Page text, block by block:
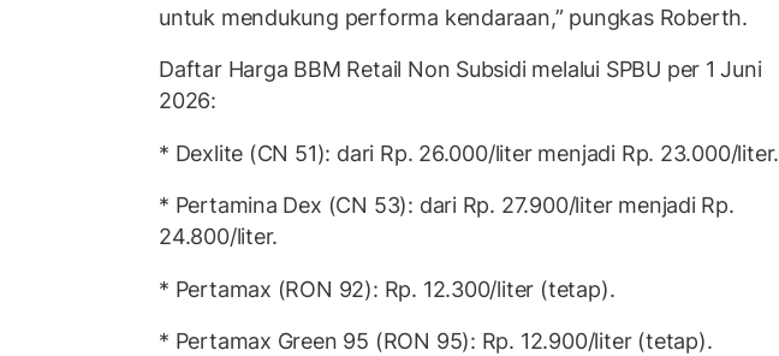
untuk mendukung performa kendaraan,” pungkas Roberth.
Daftar Harga BBM Retail Non Subsidi melalui SPBU per 1 Juni
2026:
* Dexlite (CN 51): dari Rp. 26.000/liter menjadi Rp. 23.000/liter.
* Pertamina Dex (CN 53): dari Rp. 27.900/liter menjadi Rp.
24.800/liter.
* Pertamax (RON 92): Rp. 12.300/liter (tetap).
* Pertamax Green 95 (RON 95): Rp. 12.900/liter (tetap).